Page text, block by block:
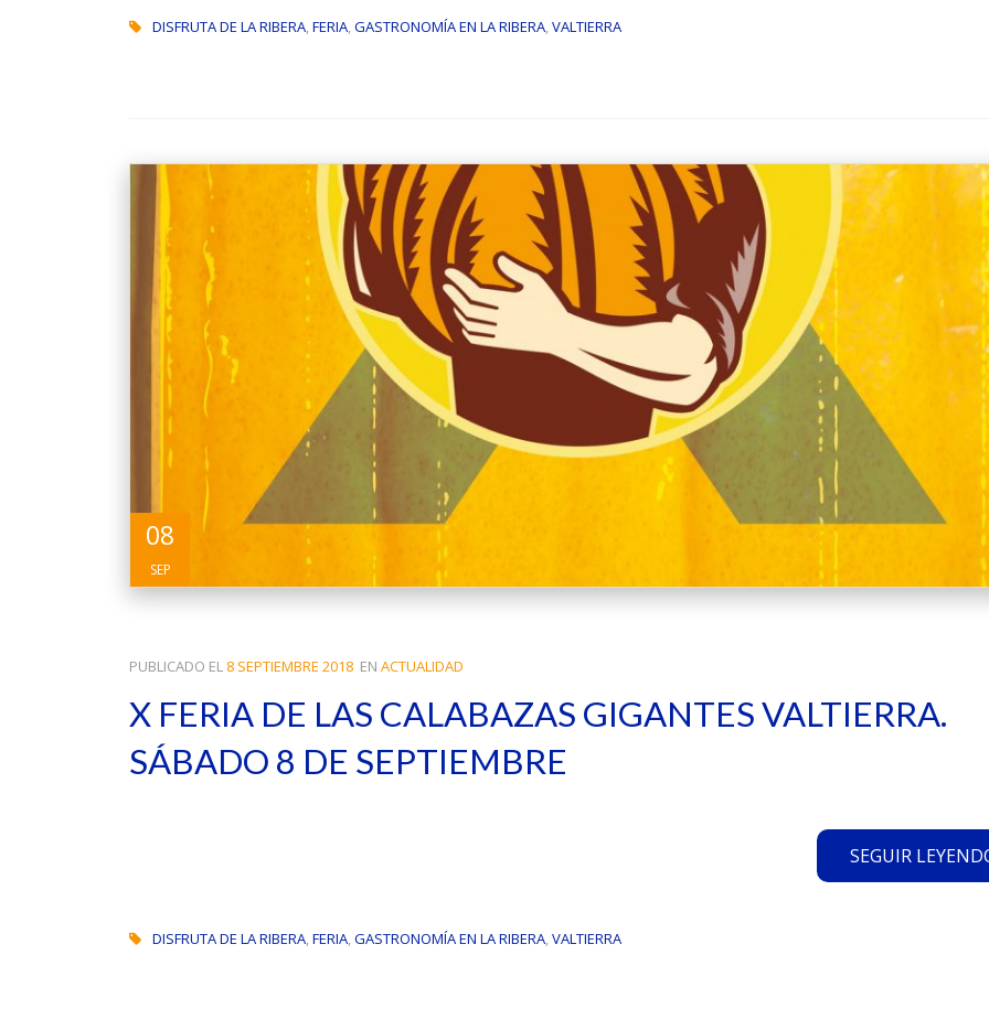
DISFRUTA DE LA RIBERA,FERIA,GASTRONOMÍA EN LA RIBERA,VALTIERRA
08
SEP
PUBLICADO EL 8 SEPTIEMBRE 2018 EN ACTUALIDAD
X FERIA DE LAS CALABAZAS GIGANTES VALTIERRA.
SÁBADO 8 DE SEPTIEMBRE
SEGUIR
DISFRUTA DE LA RIBERA,FERIA,GASTRONOMÍA EN LA RIBERA,VALTIERRA